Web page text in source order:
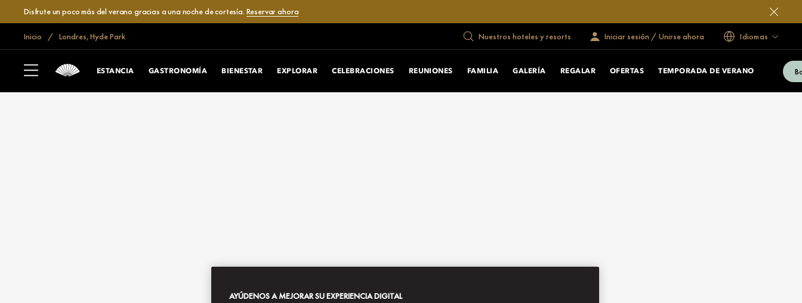
Disfrute un poco más del verano gracias a una noche de cortesía. Reservar ahora
Inicio Londres, Hyde Park Nuestros hoteles y resorts Iniciar sesión / Unirse ahora Idiomas
ESTANCIA GASTRONOMÍA BIENESTAR EXPLORAR CELEBRACIONES REUNIONES FAMILIA GALERÍA REGALAR OFERTAS TEMPORADA DE VERANO
AYÚDENOS A MEJORAR SU EXPERIENCIA DIGITAL